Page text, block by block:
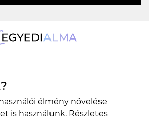
élmény növelése
is használunk. Részletes